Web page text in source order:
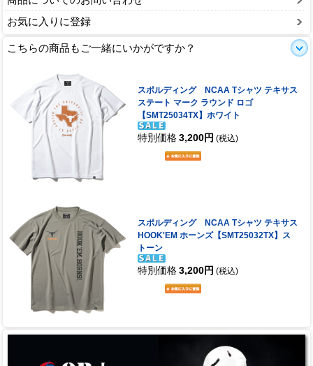
お気に入りに登録
こちらの商品もご一緒にいかがですか？
スポルディング NCAA Tシャツ テキサス
ステート マーク ラウンド ロゴ
【SMT25034TX】ホワイト
特別価格 3,200円 (税込)
スポルディング NCAA Tシャツ テキサス
HOOK'EM ホーンズ【SMT25032TX】ス
トーン
特別価格 3,200円 (税込)